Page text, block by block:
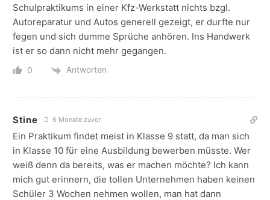
Schulpraktikums in einer Kfz-Werkstatt nichts bzgl.
Autoreparatur und Autos generell gezeigt, er durfte nur
fegen und sich dumme Sprüche anhören. Ins Handwerk
ist er so dann nicht mehr gegangen.
0 Antworten
Stine 6 Monate zuvor
Ein Praktikum findet meist in Klasse 9 statt, da man sich
in Klasse 10 für eine Ausbildung bewerben müsste. Wer
weiß denn da bereits, was er machen möchte? Ich kann
mich gut erinnern, die tollen Unternehmen haben keinen
Schüler 3 Wochen nehmen wollen, man hat dann